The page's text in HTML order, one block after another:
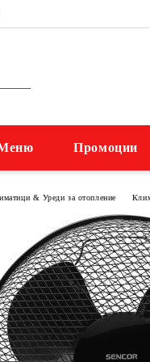
Промоции
& Уреди за отопление